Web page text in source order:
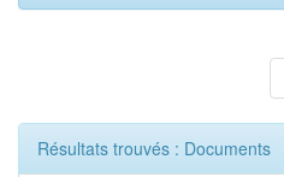
Résultats trouvés : Documents